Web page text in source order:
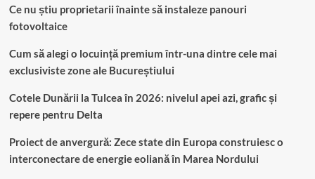
Ce nu știu proprietarii înainte să instaleze panouri
fotovoltaice
Cum să alegi o locuință premium într-una dintre cele mai
exclusiviste zone ale Bucureștiului
Cotele Dunării la Tulcea în 2026: nivelul apei azi, grafic și
repere pentru Delta
Proiect de anvergură: Zece state din Europa construiesc o
interconectare de energie eoliană în Marea Nordului